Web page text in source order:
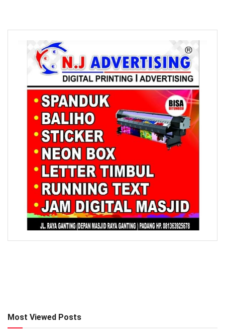
Most Viewed Posts